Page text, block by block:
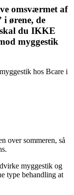
omsværmet af
i ørene, de
du IKKE
myggestik
over sommeren, så
myggestik og
type behandling at